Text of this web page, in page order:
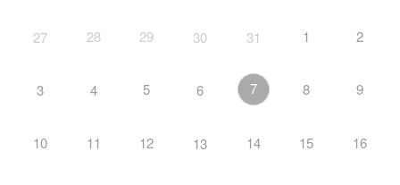
27 28 29 30 31 1 2
3 4 5 6 7 8 9
10 11 12 13 14 15 16